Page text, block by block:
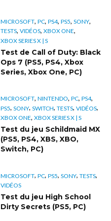
MICROSOFT, PC, PS4, PS5, SONY,
TESTS, VIDÉOS, XBOX ONE,
XBOX SERIES X | S
Test de Call of Duty: Black
Ops 7 (PS5, PS4, Xbox
Series, Xbox One, PC)
MICROSOFT, NINTENDO, PC, PS4,
PS5, SONY, SWITCH, TESTS, VIDÉOS,
XBOX ONE, XBOX SERIES X | S
Test du jeu Schildmaid MX
(PS5, PS4, XBS, XBO,
Switch, PC)
MICROSOFT, PC, PS5, SONY, TESTS,
VIDÉOS
Test du jeu High School
Dirty Secrets (PS5, PC)